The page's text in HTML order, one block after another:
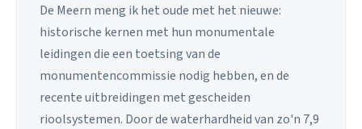
De Meern meng ik het oude met het nieuwe:
historische kernen met hun monumentale
leidingen die een toetsing van de
monumentencommissie nodig hebben, en de
recente uitbreidingen met gescheiden
rioolsystemen. Door de waterhardheid van zo'n 7,9